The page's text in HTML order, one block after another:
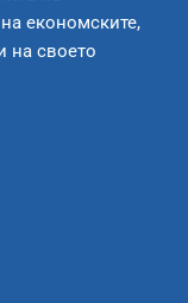
економските,
на своето